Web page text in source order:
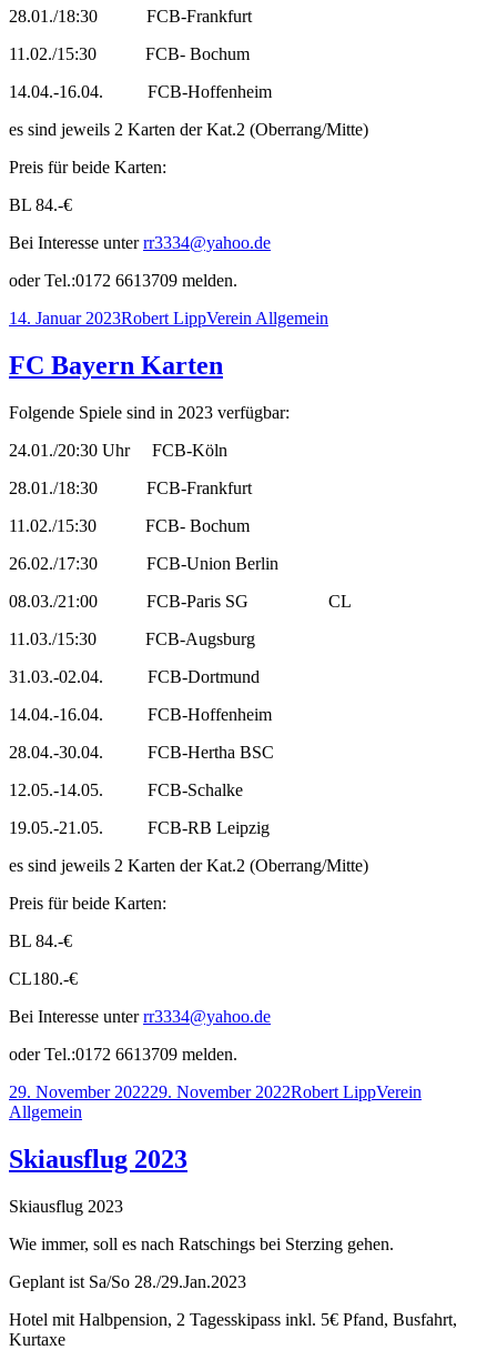
28.01./18:30 FCB-Frankfurt
11.02./15:30 FCB- Bochum
14.04.-16.04. FCB-Hoffenheim
es sind jeweils 2 Karten der Kat.2 (Oberrang/Mitte)
Preis für beide Karten:
BL 84.-€
Bei Interesse unterrr3334@yahoo.de
oder Tel.:0172 6613709 melden.
Veröffentlicht
14. Januar 2023Autor
Robert LippKategorien
Verein Allgemein
FC Bayern Karten
Folgende Spiele sind in 2023 verfügbar:
24.01./20:30 Uhr FCB-Köln
28.01./18:30 FCB-Frankfurt
11.02./15:30 FCB- Bochum
26.02./17:30 FCB-Union Berlin
08.03./21:00 FCB-Paris SG CL
11.03./15:30 FCB-Augsburg
31.03.-02.04. FCB-Dortmund
14.04.-16.04. FCB-Hoffenheim
28.04.-30.04. FCB-Hertha BSC
12.05.-14.05. FCB-Schalke
19.05.-21.05. FCB-RB Leipzig
es sind jeweils 2 Karten der Kat.2 (Oberrang/Mitte)
Preis für beide Karten:
BL 84.-€
CL180.-€
Bei Interesse unterrr3334@yahoo.de
oder Tel.:0172 6613709 melden.
Veröffentlicht
am
29. November 202229. November 2022Autor
Robert LippKategorien
Verein
Allgemein
Skiausflug 2023
Skiausflug 2023
Wie immer, soll es nach Ratschings bei Sterzing gehen.
Geplant ist Sa/So 28./29.Jan.2023
Hotel mit Halbpension, 2 Tagesskipass inkl. 5€ Pfand, Busfahrt,
Kurtaxe